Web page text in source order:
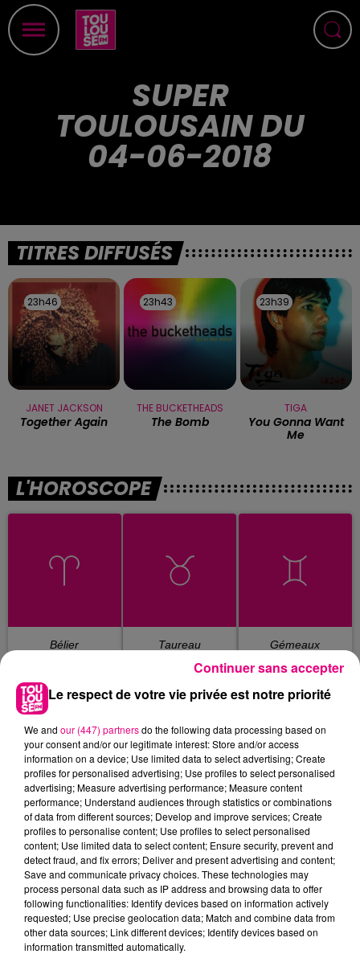
SUPER
TOULOUSAIN DU
04-06-2018
TITRES DIFFUSÉS
23h46
23h46
JANET JACKSON
Together Again
23h43
23h43
THE BUCKETHEADS
The Bomb
23h39
23h39
TIGA
You Gonna Want
Me
L'HOROSCOPE
Bélier Taureau Gémeaux
Cancer Lion Vierge
Balance Scorpion Sagittaire
Le respect de votre vie privée est notre priorité
We and our (447) partnersdo the following data processing based on
your consent and/or our legitimate interest: Store and/or access
information on a device; Use limited data to select advertising; Create
profiles for personalised advertising; Use profiles to select personalised
advertising; Measure advertising performance; Measure content
performance; Understand audiences through statistics or combinations
of data from different sources; Develop and improve services; Create
profiles to personalise content; Use profiles to select personalised
content; Use limited data to select content; Ensure security, prevent and
detect fraud, and fix errors; Deliver and present advertising and content;
Save and communicate privacy choices. These technologies may
process personal data such as IP address and browsing data to offer
following functionalities: Identify devices based on information actively
requested; Use precise geolocation data; Match and combine data from
other data sources; Link different devices; Identify devices based on
information transmitted automatically.
Continuer sans accepter